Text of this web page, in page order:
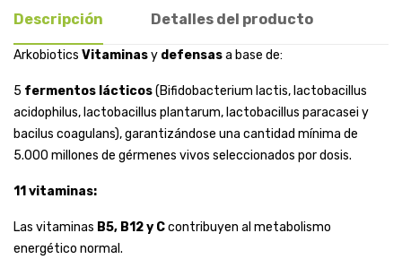
Descripción Detalles del producto
Arkobiotics Vitaminasy defensasa base de:
5 fermentos lácticos(Bifidobacterium lactis, lactobacillus
acidophilus, lactobacillus plantarum, lactobacillus paracasei y
bacilus coagulans), garantizándose una cantidad mínima de
5.000 millones de gérmenes vivos seleccionados por dosis.
11 vitaminas:
Las vitaminas B5, B12 y Ccontribuyen al metabolismo
energético normal.